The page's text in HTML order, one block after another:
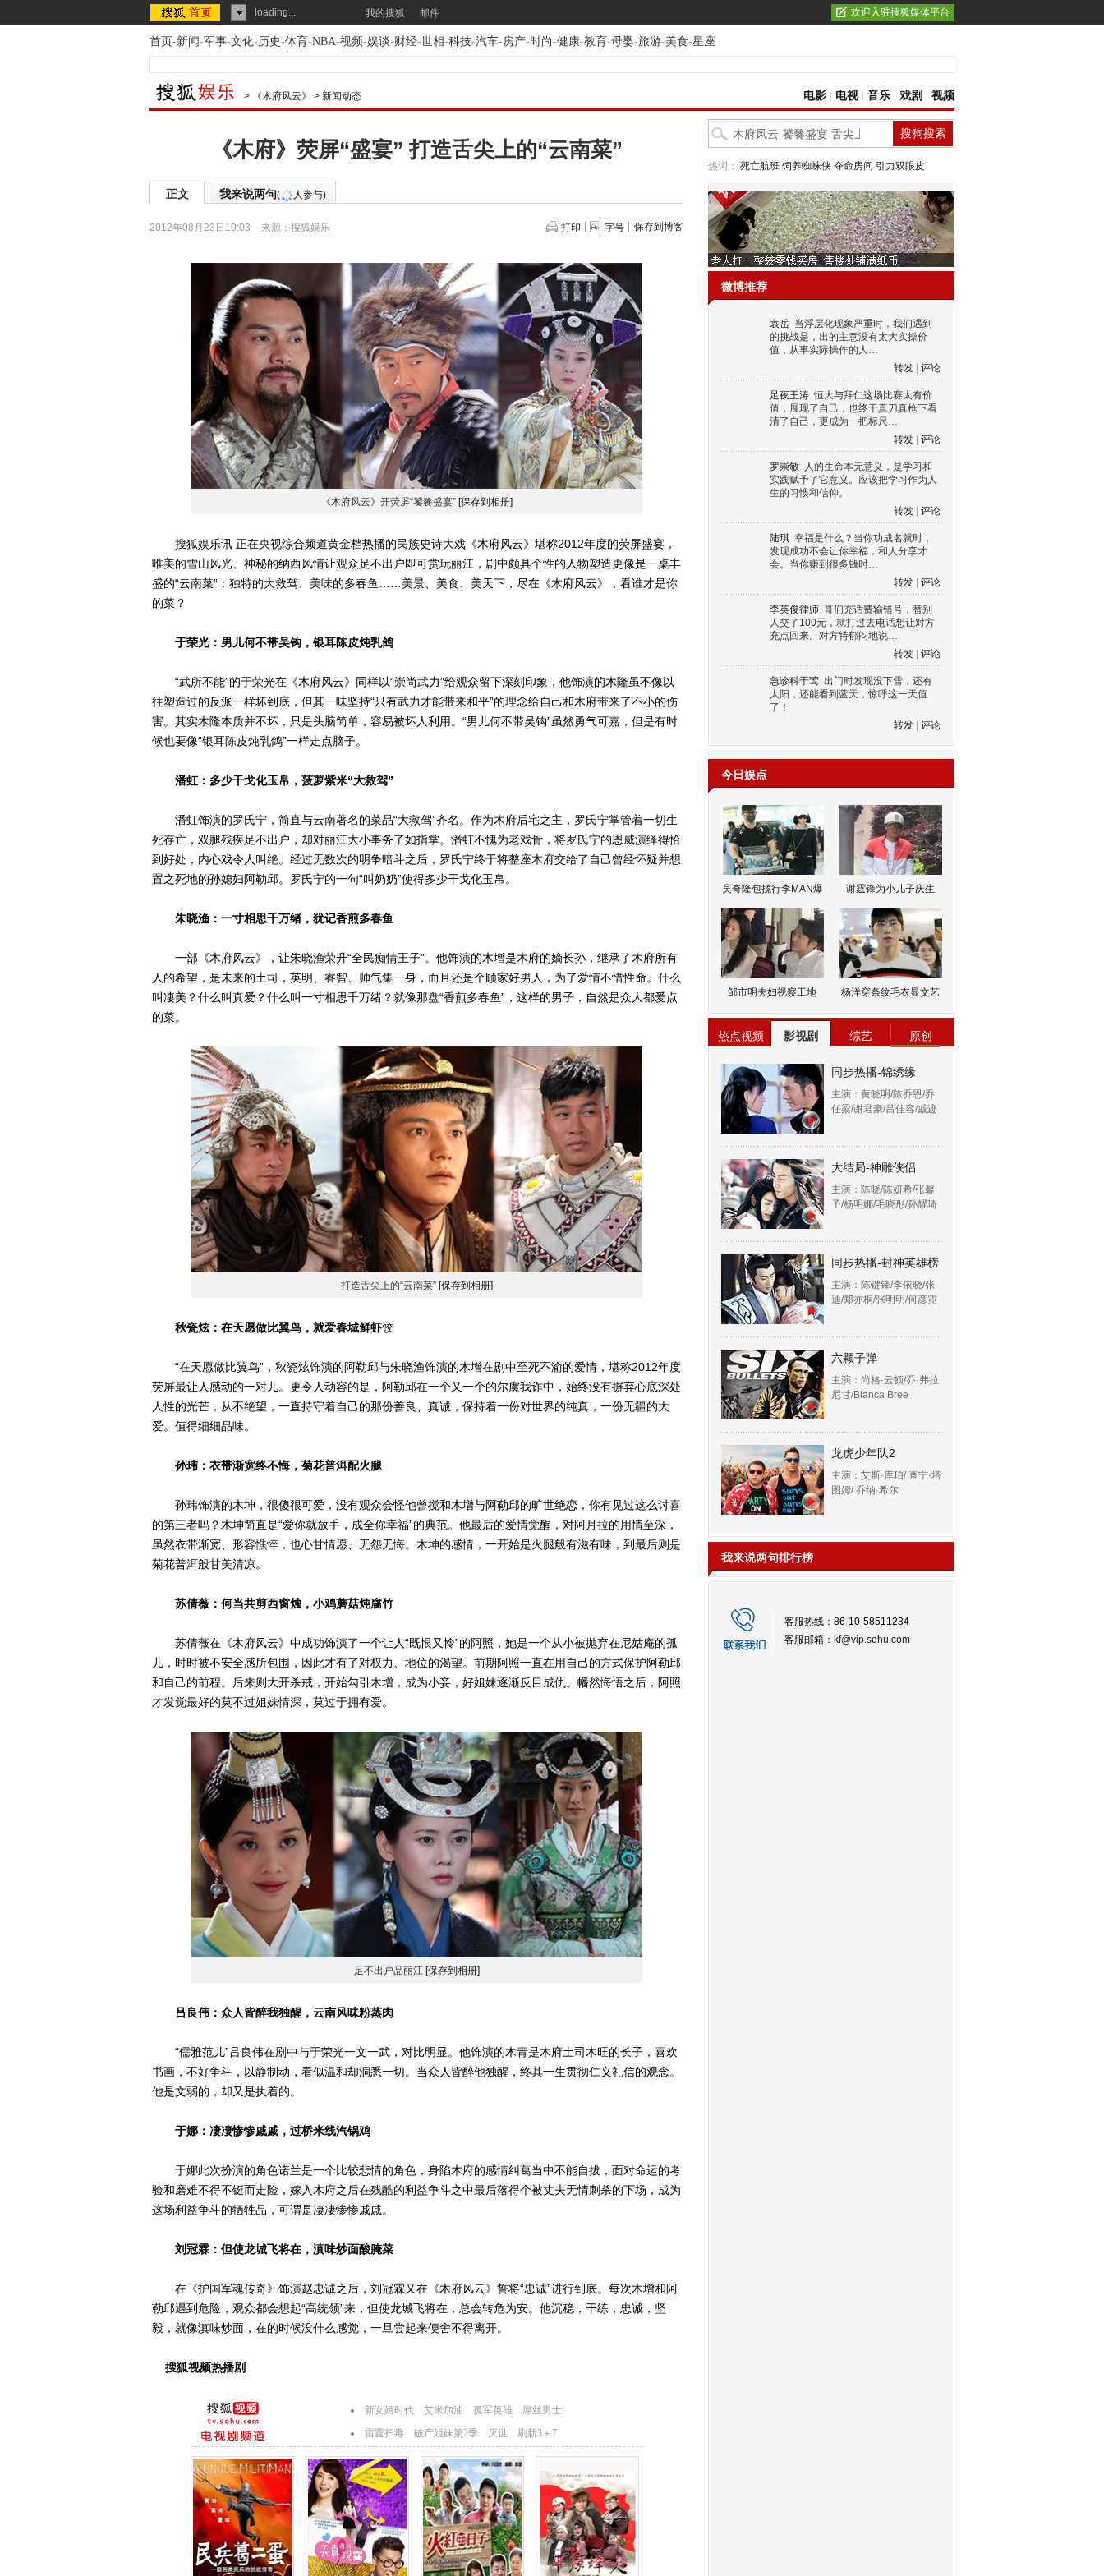
loading... 我的搜狐 邮件 欢迎入驻搜狐媒体平台
首页-新闻-军事-文化-历史-体育-NBA-视频-娱谈-财经-世相-科技-汽车-房产-时尚-健康-教育-母婴-旅游-美食-星座
> 《木府风云》 > 新闻动态 电影 电视| 音乐 戏剧 视频
《木府》荧屏“盛宴” 打造舌尖上的“云南菜”
正文 我来说两句( 人参与)
2012年08月23日10:03 来源： 搜狐娱乐 打印 字号 保存到博客
《木府风云》开荧屏“饕餮盛宴” [保存到相册]
搜狐娱乐讯 正在央视综合频道黄金档热播的民族史诗大戏《木府风云》堪称2012年度的荧屏盛宴，
唯美的雪山风光、神秘的纳西风情让观众足不出户即可赏玩丽江，剧中颇具个性的人物塑造更像是一桌丰
盛的“云南菜”：独特的大救驾、美味的多春鱼……美景、美食、美天下，尽在《木府风云》，看谁才是你
的菜？
于荣光：男儿何不带吴钩，银耳陈皮炖乳鸽
“武所不能”的于荣光在《木府风云》同样以“崇尚武力”给观众留下深刻印象，他饰演的木隆虽不像以
往塑造过的反派一样坏到底，但其一味坚持“只有武力才能带来和平”的理念给自己和木府带来了不小的伤
害。其实木隆本质并不坏，只是头脑简单，容易被坏人利用。“男儿何不带吴钩”虽然勇气可嘉，但是有时
候也要像“银耳陈皮炖乳鸽”一样走点脑子。
潘虹：多少干戈化玉帛，菠萝紫米“大救驾”
潘虹饰演的罗氏宁，简直与云南著名的菜品“大救驾”齐名。作为木府后宅之主，罗氏宁掌管着一切生
死存亡，双腿残疾足不出户，却对丽江大小事务了如指掌。潘虹不愧为老戏骨，将罗氏宁的恩威演绎得恰
到好处，内心戏令人叫绝。经过无数次的明争暗斗之后，罗氏宁终于将整座木府交给了自己曾经怀疑并想
置之死地的孙媳妇阿勒邱。罗氏宁的一句“叫奶奶”使得多少干戈化玉帛。
朱晓渔：一寸相思千万绪，犹记香煎多春鱼
一部《木府风云》，让朱晓渔荣升“全民痴情王子”。他饰演的木增是木府的嫡长孙，继承了木府所有
人的希望，是未来的土司，英明、睿智、帅气集一身，而且还是个顾家好男人，为了爱情不惜性命。什么
叫凄美？什么叫真爱？什么叫一寸相思千万绪？就像那盘“香煎多春鱼”，这样的男子，自然是众人都爱点
的菜。
打造舌尖上的“云南菜” [保存到相册]
秋瓷炫：在天愿做比翼鸟，就爱春城鲜虾饺
“在天愿做比翼鸟”，秋瓷炫饰演的阿勒邱与朱晓渔饰演的木增在剧中至死不渝的爱情，堪称2012年度
荧屏最让人感动的一对儿。更令人动容的是，阿勒邱在一个又一个的尔虞我诈中，始终没有摒弃心底深处
人性的光芒，从不绝望，一直持守着自己的那份善良、真诚，保持着一份对世界的纯真，一份无疆的大
爱。值得细细品味。
孙玮：衣带渐宽终不悔，菊花普洱配火腿
孙玮饰演的木坤，很傻很可爱，没有观众会怪他曾搅和木增与阿勒邱的旷世绝恋，你有见过这么讨喜
的第三者吗？木坤简直是“爱你就放手，成全你幸福”的典范。他最后的爱情觉醒，对阿月拉的用情至深，
虽然衣带渐宽、形容憔悴，也心甘情愿、无怨无悔。木坤的感情，一开始是火腿般有滋有味，到最后则是
菊花普洱般甘美清凉。
苏倩薇：何当共剪西窗烛，小鸡蘑菇炖腐竹
苏倩薇在《木府风云》中成功饰演了一个让人“既恨又怜”的阿照，她是一个从小被抛弃在尼姑庵的孤
儿，时时被不安全感所包围，因此才有了对权力、地位的渴望。前期阿照一直在用自己的方式保护阿勒邱
和自己的前程。后来则大开杀戒，开始勾引木增，成为小妾，好姐妹逐渐反目成仇。幡然悔悟之后，阿照
才发觉最好的莫不过姐妹情深，莫过于拥有爱。
足不出户品丽江 [保存到相册]
吕良伟：众人皆醉我独醒，云南风味粉蒸肉
“儒雅范儿”吕良伟在剧中与于荣光一文一武，对比明显。他饰演的木青是木府土司木旺的长子，喜欢
书画，不好争斗，以静制动，看似温和却洞悉一切。当众人皆醉他独醒，终其一生贯彻仁义礼信的观念。
他是文弱的，却又是执着的。
于娜：凄凄惨惨戚戚，过桥米线汽锅鸡
于娜此次扮演的角色诺兰是一个比较悲情的角色，身陷木府的感情纠葛当中不能自拔，面对命运的考
验和磨难不得不铤而走险，嫁入木府之后在残酷的利益争斗之中最后落得个被丈夫无情刺杀的下场，成为
这场利益争斗的牺牲品，可谓是凄凄惨惨戚戚。
刘冠霖：但使龙城飞将在，滇味炒面酸腌菜
在《护国军魂传奇》饰演赵忠诚之后，刘冠霖又在《木府风云》誓将“忠诚”进行到底。每次木增和阿
勒邱遇到危险，观众都会想起“高统领”来，但使龙城飞将在，总会转危为安。他沉稳，干练，忠诚，坚
毅，就像滇味炒面，在的时候没什么感觉，一旦尝起来便舍不得离开。
搜狐视频热播剧
热词： 死亡航班 饲养蜘蛛侠 夺命房间 引力双眼皮
微博推荐
袁岳 当浮层化现象严重时，我们遇到
的挑战是，出的主意没有太大实操价
值，从事实际操作的人…
转发
评论
足夜王涛 恒大与拜仁这场比赛太有价
值，展现了自己，也终于真刀真枪下看
清了自己，更成为一把标尺…
转发
评论
罗崇敏 人的生命本无意义，是学习和
实践赋予了它意义。应该把学习作为人
生的习惯和信仰。
转发
评论
陆琪 幸福是什么？当你功成名就时，
发现成功不会让你幸福，和人分享才
会。当你赚到很多钱时…
转发
评论
李英俊律师 哥们充话费输错号，替别
人交了100元，就打过去电话想让对方
充点回来。对方特郁闷地说…
转发
评论
急诊科于莺 出门时发现没下雪，还有
太阳，还能看到蓝天，惊呼这一天值
了！
转发
评论
今日娱点
吴奇隆包揽行李MAN爆 谢霆锋为小儿子庆生
邹市明夫妇视察工地 杨洋穿条纹毛衣显文艺
热点视频 影视剧 综艺 原创
同步热播-锦绣缘
主演：黄晓明/陈乔恩/乔
任梁/谢君豪/吕佳容/戚迹
大结局-神雕侠侣
主演：陈晓/陈妍希/张馨
予/杨明娜/毛晓彤/孙耀琦
同步热播-封神英雄榜
主演：陈键锋/李依晓/张
迪/郑亦桐/张明明/何彦霓
六颗子弹
主演：尚格·云顿/乔·弗拉
尼甘/Bianca Bree
龙虎少年队2
主演：艾斯·库珀/ 查宁·塔
图姆/ 乔纳·希尔
我来说两句排行榜
客服热线：86-10-58511234
客服邮箱： kf@vip.sohu.com